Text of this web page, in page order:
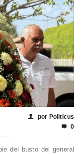
👤 por Politicus
 0
del busto del general